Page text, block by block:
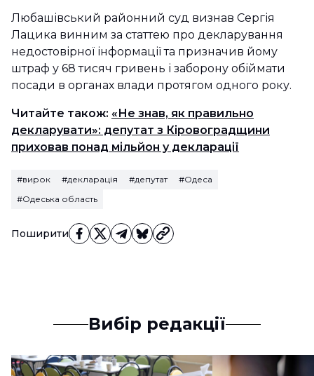
Поширити
Любашівський районний суд визнав Сергія
Лацика винним за статтею про декларування
недостовірної інформації та призначив йому
штраф у 68 тисяч гривень і заборону обіймати
посади в органах влади протягом одного року.
Читайте також: «Не знав, як правильно
декларувати»: депутат з Кіровоградщини
приховав понад мільйон у декларації
#вирок #декларація #депутат
#Одеса
#Одеська область
Вибір редакції